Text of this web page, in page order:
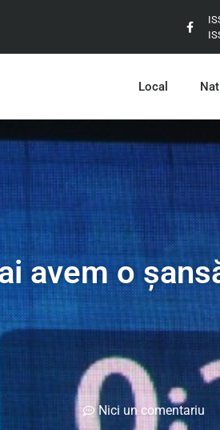
Local
avem o
Nici un comentariu